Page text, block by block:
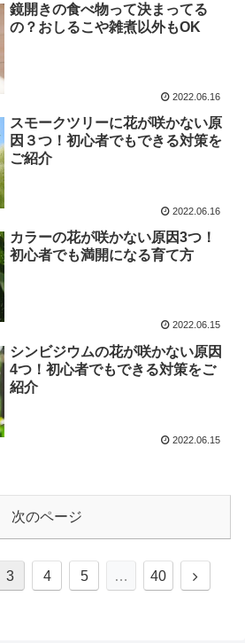
鏡開きの食べ物って決まってる
の？おしるこや雑煮以外もOK
2022.06.16
スモークツリーに花が咲かない原
因３つ！初心者でもできる対策を
ご紹介
2022.06.16
カラーの花が咲かない原因3つ！
初心者でも満開になる育て方
2022.06.15
シンビジウムの花が咲かない原因
4つ！初心者でもできる対策をご
紹介
2022.06.15
次のページ
3 4 5 … 40
次